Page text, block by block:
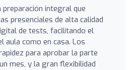
preparación integral que
presenciales de alta calidad
de tests, facilitando el
aula como en casa. Los
para aprobar la parte
mes, y la gran flexibilidad